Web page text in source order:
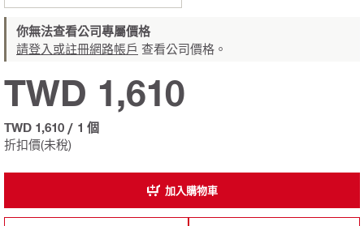
你無法查看公司專屬價格
請登入或註冊網路帳戶 查看公司價格。
折扣價(未稅)
TWD 1,610
TWD 1,610 / 1 個
加入購物車